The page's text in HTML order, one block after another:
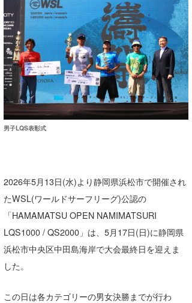
男子LQS表彰式
2026年5月13日(水)より静岡県浜松市で開催され
たWSL(ワールドサーフリーグ)公認の
「HAMAMATSU OPEN NAMIMATSURI
LQS1000 / QS2000」は、5月17日(日)に静岡県
浜松市中央区中田島海岸で大会最終日を迎えま
した。
この日は各カテゴリーの男女決勝までが行わ
mitz
OYZ
S.K
Soulman
VAGY
たっちー
ハンマー
まっきー